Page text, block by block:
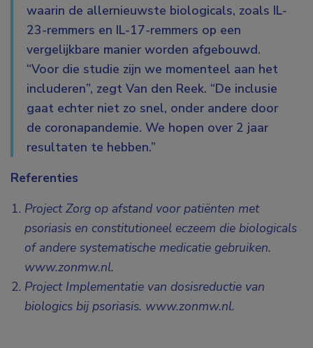
waarin de allernieuwste biologicals, zoals IL-
23-remmers en IL-17-remmers op een
vergelijkbare manier worden afgebouwd.
“Voor die studie zijn we momenteel aan het
includeren”, zegt Van den Reek. “De inclusie
gaat echter niet zo snel, onder andere door
de coronapandemie. We hopen over 2 jaar
resultaten te hebben.”
Referenties
Project Zorg op afstand voor patiënten met
psoriasis en constitutioneel eczeem die biologicals
of andere systematische medicatie gebruiken.
www.zonmw.nl.
Project Implementatie van dosisreductie van
biologics bij psoriasis. www.zonmw.nl.